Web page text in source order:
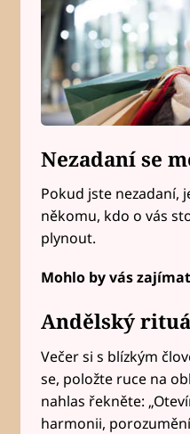
Nezadaní se
Pokud jste nezadaní,
někomu, kdo o vás
plynout.
Mohlo by vás
Andělský
Večer si s blízkým
se, položte ruce na
nahlas řekněte:
harmonii,